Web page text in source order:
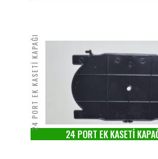
24 PORT EK KASETİ KAPAĞI
24 PORT EK KASETİ